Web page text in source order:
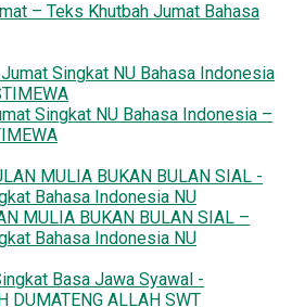
– Teks Khutbah Jumat Bahasa
Singkat NU Bahasa Indonesia –
MULIA BUKAN BULAN SIAL –
Bahasa Indonesia NU